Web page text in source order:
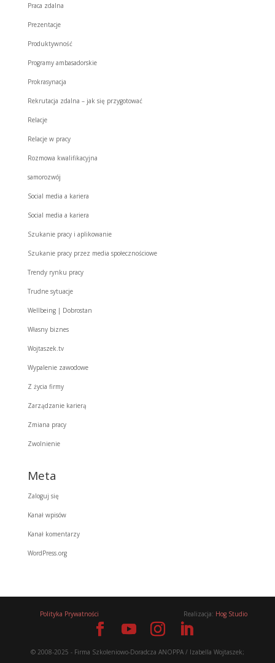
Praca zdalna
Prezentacje
Produktywność
Programy ambasadorskie
Prokrasynacja
Rekrutacja zdalna – jak się przygotować
Relacje
Relacje w pracy
Rozmowa kwalifikacyjna
samorozwój
Social media a kariera
Social media a kariera
Szukanie pracy i aplikowanie
Szukanie pracy przez media społecznościowe
Trendy rynku pracy
Trudne sytuacje
Wellbeing | Dobrostan
Własny biznes
Wojtaszek.tv
Wypalenie zawodowe
Z życia firmy
Zarządzanie karierą
Zmiana pracy
Zwolnienie
Meta
Zaloguj się
Kanał wpisów
Kanał komentarzy
WordPress.org
Polityka Prywatności Realizacja: Hog Studio
© 2008-2025 - Firma Szkoleniowo-Doradcza ANOPPA / Izabella Wojtaszek;